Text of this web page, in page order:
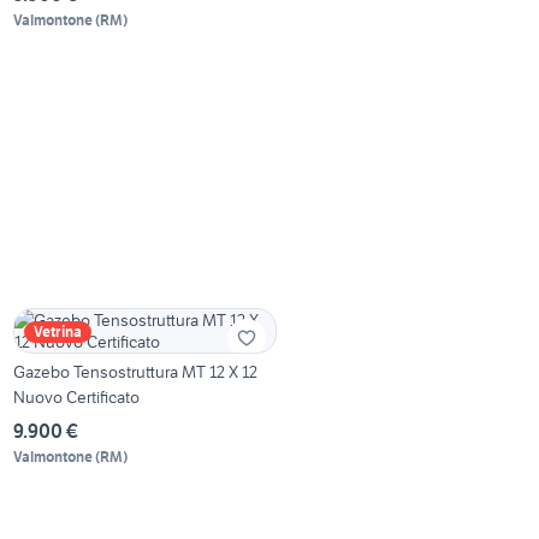
Valmontone(RM)
Vetrina
Gazebo Tensostruttura MT 12 X 12
Nuovo Certificato
9.900 €
Valmontone(RM)